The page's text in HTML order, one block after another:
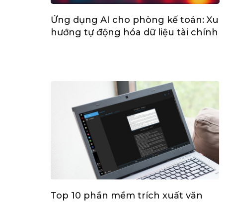
Ứng dụng AI cho phòng kế toán: Xu
hướng tự động hóa dữ liệu tài chính
Top 10 phần mềm trích xuất văn